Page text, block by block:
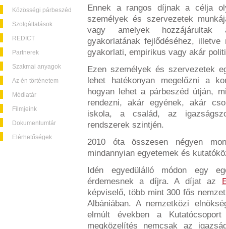
Közösségi párbeszéd
Szolgáltatások
REDICT
Partnerek
Szakmai anyagok
Az én történetem
Médiatár
Filmjeink
Dokumentumtár
Elérhetőségek
Ennek a rangos díjnak a célja
személyek és szervezetek
vagy amelyek hozzájárultak
gyakorlatának fejlődéséhez, illetve
gyakorlati, empirikus vagy akár
Ezen személyek és szervezetek
lehet hatékonyan megelőzni a
hogyan lehet a párbeszéd útján,
rendezni, akár egyének, akár
iskola, a család, az
rendszerek szintjén.
2010 óta összesen négyen
mindannyian egyetemek és
Idén egyedülálló módon egy
érdemesnek a díjra. A díjat az
képviselő, több mint 300 fős
Albániában. A nemzetközi
elmúlt években a
megközelítés nemcsak az